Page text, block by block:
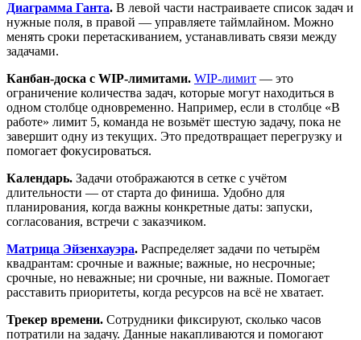
Диаграмма Ганта. В левой части настраиваете список задач и
нужные поля, в правой — управляете таймлайном. Можно
менять сроки перетаскиванием, устанавливать связи между
задачами.
Канбан-доска с WIP-лимитами. WIP-лимит — это
ограничение количества задач, которые могут находиться в
одном столбце одновременно. Например, если в столбце «В
работе» лимит 5, команда не возьмёт шестую задачу, пока не
завершит одну из текущих. Это предотвращает перегрузку и
помогает фокусироваться.
Календарь. Задачи отображаются в сетке с учётом
длительности — от старта до финиша. Удобно для
планирования, когда важны конкретные даты: запуски,
согласования, встречи с заказчиком.
Матрица Эйзенхауэра. Распределяет задачи по четырём
квадрантам: срочные и важные; важные, но несрочные;
срочные, но неважные; ни срочные, ни важные. Помогает
расставить приоритеты, когда ресурсов на всё не хватает.
Трекер времени. Сотрудники фиксируют, сколько часов
потратили на задачу. Данные накапливаются и помогают